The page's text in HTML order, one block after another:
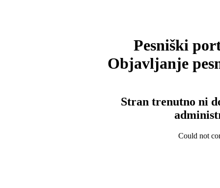
Pesniški
Objavljanje
Stran trenutno ni
Could not